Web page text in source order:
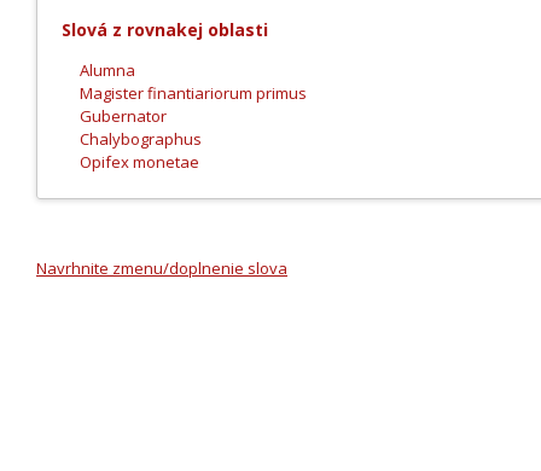
Slová z rovnakej oblasti
Alumna
Magister finantiariorum primus
Gubernator
Chalybographus
Opifex monetae
Navrhnite zmenu/doplnenie slova